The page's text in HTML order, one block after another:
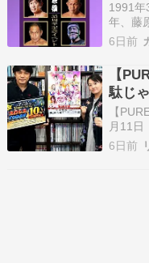
1991年
年、藤
心を熱
トは8
（土
組35
6日前
【
駄じ
ッグ
【
月11日
PURE-
スポ
6日前